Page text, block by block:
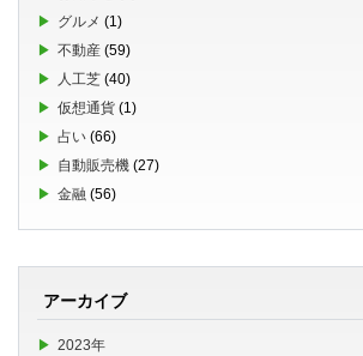
グルメ (1)
不動産 (59)
人工芝 (40)
仮想通貨 (1)
占い (66)
自動販売機 (27)
金融 (56)
アーカイブ
2023年